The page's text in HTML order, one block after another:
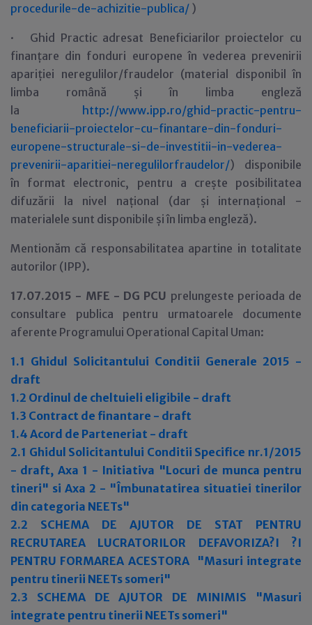
procedurile-de-achizitie-publica/ )
· Ghid Practic adresat Beneficiarilor proiectelor cu
finanțare din fonduri europene în vederea prevenirii
apariției neregulilor/fraudelor (material disponibil în
limba română și în limba engleză
la
http://www.ipp.ro/ghid-practic-pentru-
beneficiarii-proiectelor-cu-finantare-din-fonduri-
europene-structurale-si-de-investitii-in-vederea-
prevenirii-aparitiei-neregulilorfraudelor/) disponibile
în format electronic, pentru a crește posibilitatea
difuzării la nivel național (dar și internațional -
materialele sunt disponibile și în limba engleză).
Mentionăm că responsabilitatea apartine in totalitate
autorilor (IPP).
17.07.2015 - MFE - DG PCU prelungeste perioada de
consultare publica pentru urmatoarele documente
aferente Programului Operational Capital Uman:
1.1 Ghidul Solicitantului Conditii Generale 2015 -
draft
1.2 Ordinul de cheltuieli eligibile - draft
1.3 Contract de finantare - draft
1.4 Acord de Parteneriat - draft
2.1 Ghidul Solicitantului Conditii Specifice nr.1/2015
- draft, Axa 1 - Initiativa "Locuri de munca pentru
tineri" si Axa 2 - "Îmbunatatirea situatiei tinerilor
din categoria NEETs"
2.2 SCHEMA DE AJUTOR DE STAT PENTRU
RECRUTAREA LUCRATORILOR DEFAVORIZA?I ?I
PENTRU FORMAREA ACESTORA "Masuri integrate
pentru tinerii NEETs someri"
2.3 SCHEMA DE AJUTOR DE MINIMIS "Masuri
integrate pentru tinerii NEETs someri"